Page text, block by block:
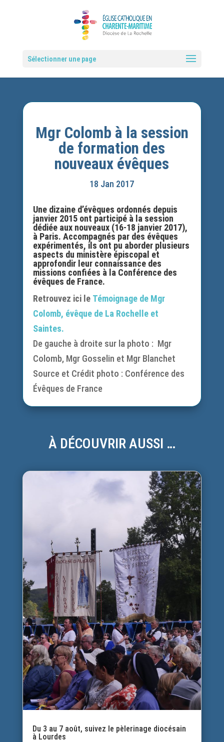
Sélectionner une page
Mgr Colomb à la session
de formation des
nouveaux évêques
18 Jan 2017
Une dizaine d’évêques ordonnés depuis
janvier 2015 ont participé à la session
dédiée aux nouveaux (16-18 janvier 2017),
à Paris. Accompagnés par des évêques
expérimentés, ils ont pu aborder plusieurs
aspects du ministère épiscopal et
approfondir leur connaissance des
missions confiées à la Conférence des
évêques de France.
Retrouvez ici le Témoignage de Mgr
Colomb, évêque de La Rochelle et
Saintes.
De gauche à droite sur la photo : Mgr
Colomb, Mgr Gosselin et Mgr Blanchet
Source et Crédit photo : Conférence des
Évêques de France
À DÉCOUVRIR AUSSI …
Du 3 au 7 août, suivez le pèlerinage diocésain
à Lourdes